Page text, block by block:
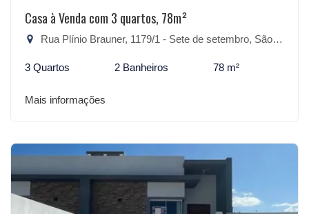
Casa à Venda com 3 quartos, 78m²
Rua Plínio Brauner, 1179/1 - Sete de setembro, São Lourenço do Sul-RS
3 Quartos 2 Banheiros 78 m²
Mais informações